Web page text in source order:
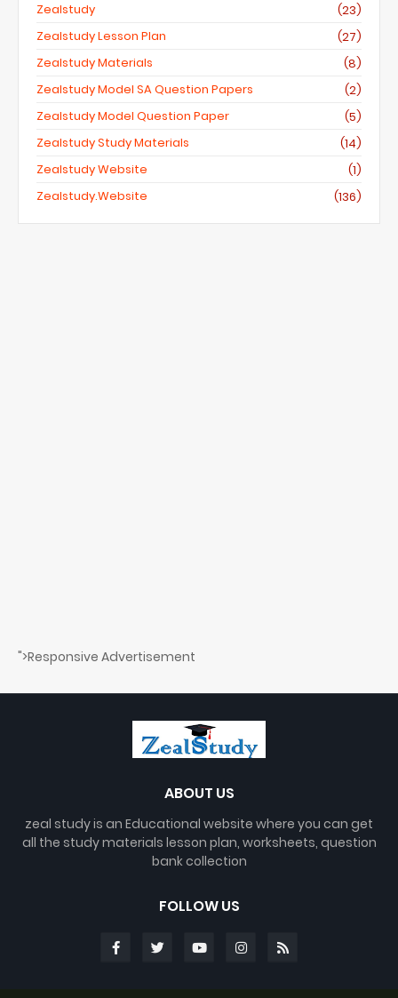
Zealstudy
(23)
Zealstudy Lesson Plan
(27)
Zealstudy Materials
(8)
Zealstudy Model SA Question Papers
(2)
Zealstudy Model Question Paper
(5)
Zealstudy Study Materials
(14)
Zealstudy Website
(1)
Zealstudy.website
(136)
">Responsive Advertisement
ABOUT US
zeal study is an Educational website where you can get
all the study materials lesson plan, worksheets, question
bank collection
FOLLOW US